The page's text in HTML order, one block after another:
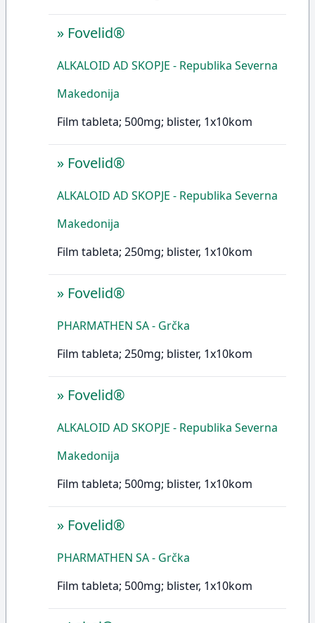
» Fovelid®
ALKALOID AD SKOPJE - Republika Severna
Makedonija
Film tableta; 500mg; blister, 1x10kom
» Fovelid®
ALKALOID AD SKOPJE - Republika Severna
Makedonija
Film tableta; 250mg; blister, 1x10kom
» Fovelid®
PHARMATHEN SA - Grčka
Film tableta; 250mg; blister, 1x10kom
» Fovelid®
ALKALOID AD SKOPJE - Republika Severna
Makedonija
Film tableta; 500mg; blister, 1x10kom
» Fovelid®
PHARMATHEN SA - Grčka
Film tableta; 500mg; blister, 1x10kom